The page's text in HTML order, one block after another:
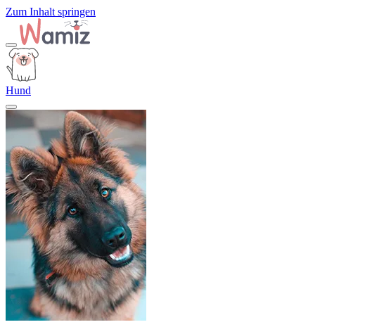
Zum Inhalt springen
Hund